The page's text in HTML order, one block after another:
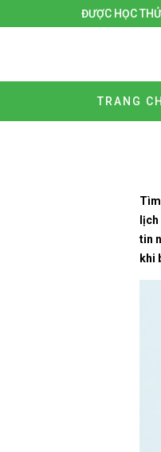
ĐƯỢC HỌC THỬ
TRANG
tin
khi